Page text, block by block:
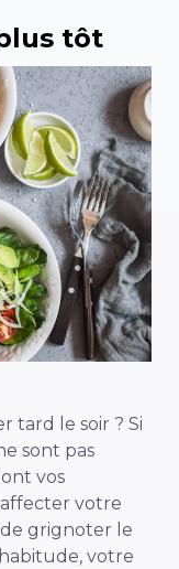
tôt
tard le soir ? Si
sont pas
vos
votre
de grignoter le
votre